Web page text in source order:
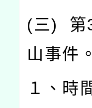
(三) 第
山事件。
１、時